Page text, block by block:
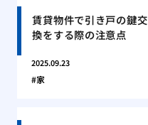
賃貸物件で引き戸の鍵交
換をする際の注意点
2025.09.23
家